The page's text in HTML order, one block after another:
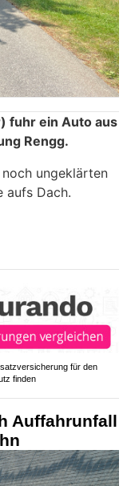
fuhr ein Auto aus
Rengg.
ungeklärten
aufs Dach.
für den
finden
Auffahrunfall